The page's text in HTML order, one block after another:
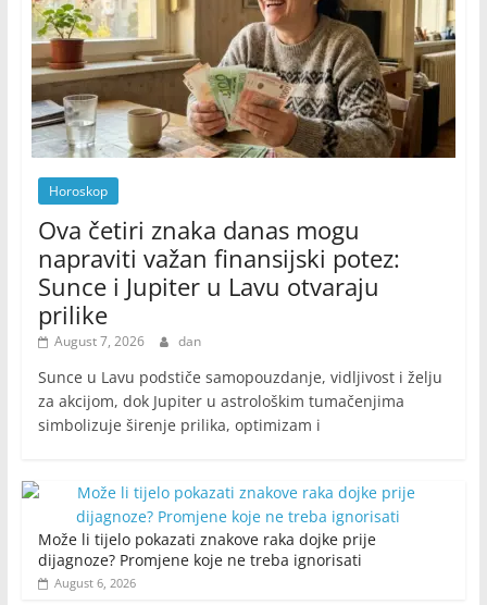
Horoskop
Ova četiri znaka danas mogu
napraviti važan finansijski potez:
Sunce i Jupiter u Lavu otvaraju
prilike
August 7, 2026 dan
Sunce u Lavu podstiče samopouzdanje, vidljivost i želju
za akcijom, dok Jupiter u astrološkim tumačenjima
simbolizuje širenje prilika, optimizam i
Može li tijelo pokazati znakove raka dojke prije
dijagnoze? Promjene koje ne treba ignorisati
August 6, 2026